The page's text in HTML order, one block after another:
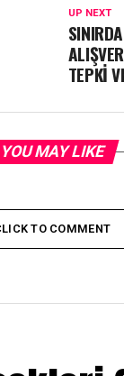
UP NEXT
TEPKİ
YOU MAY LIKE
TO COMMENT